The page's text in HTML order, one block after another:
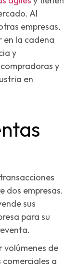
Al
empresas,
en la cadena
y
y
en
dos empresas.
sus
para su
volúmenes de
a